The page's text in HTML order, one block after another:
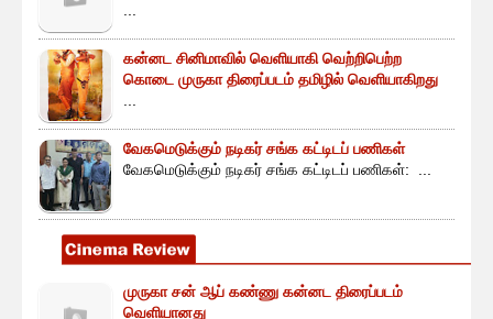
...
கன்னட சினிமாவில் வெளியாகி வெற்றிபெற்ற
கொடை முருகா திரைப்படம் தமிழில் வெளியாகிறது
...
வேகமெடுக்கும் நடிகர் சங்க கட்டிடப் பணிகள்
வேகமெடுக்கும் நடிகர் சங்க கட்டிடப் பணிகள்: ...
முருகா சன் ஆப் கண்ணு கன்னட திரைப்படம்
வெளியானது